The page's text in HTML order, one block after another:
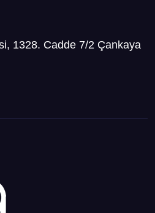
1328. Cadde 7/2 Çankaya